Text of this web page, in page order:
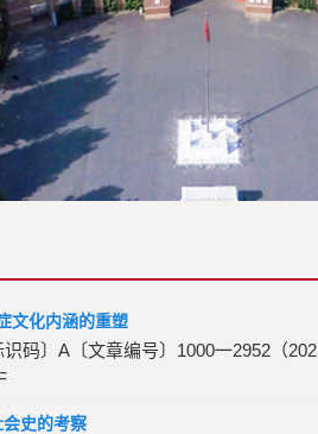
文化内涵的重塑
识码〕A〔文章编号〕1000一2952（
史的考察